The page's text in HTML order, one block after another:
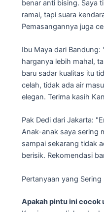
benar anti bising. Saya
ramai, tapi suara
Pemasangannya juga
Ibu Maya dari Bandung:
harganya lebih mahal,
baru sadar kualitas itu
celah, tidak ada air
elegan. Terima kasih
Pak Dedi dari Jakarta:
Anak-anak saya sering
sampai sekarang tidak
berisik. Rekomendasi
Pertanyaan yang Sering
Apakah pintu ini cocok